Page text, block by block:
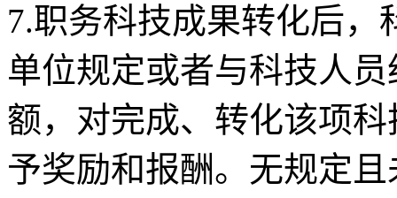
7.职务科技成果转化后
单位规定或者与科技人
额，对完成、转化该项
予奖励和报酬。无规定